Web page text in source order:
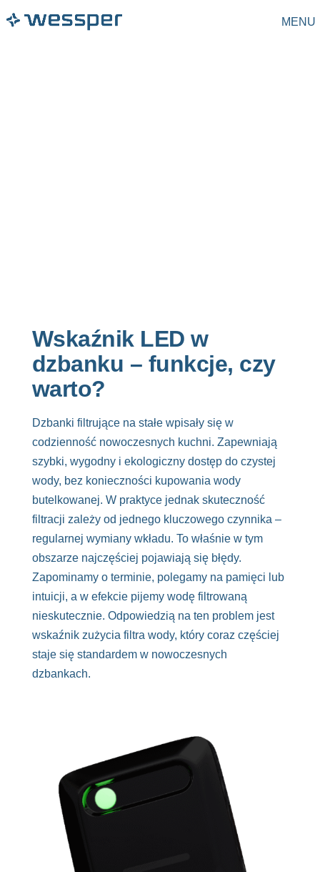
MENU
Wskaźnik LED w
dzbanku – funkcje, czy
warto?
Dzbanki filtrujące na stałe wpisały się w
codzienność nowoczesnych kuchni. Zapewniają
szybki, wygodny i ekologiczny dostęp do czystej
wody, bez konieczności kupowania wody
butelkowanej. W praktyce jednak skuteczność
filtracji zależy od jednego kluczowego czynnika –
regularnej wymiany wkładu. To właśnie w tym
obszarze najczęściej pojawiają się błędy.
Zapominamy o terminie, polegamy na pamięci lub
intuicji, a w efekcie pijemy wodę filtrowaną
nieskutecznie. Odpowiedzią na ten problem jest
wskaźnik zużycia filtra wody, który coraz częściej
staje się standardem w nowoczesnych
dzbankach.